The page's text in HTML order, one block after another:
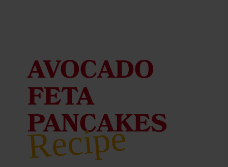
AVOCADO
FETA
PANCAKES
Recipe